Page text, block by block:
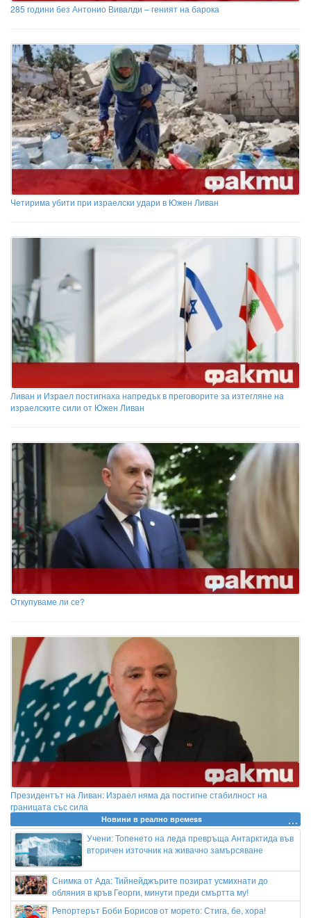
285 години без Антонио Вивалди – геният на барока
Четирима убити при израелски удари в Южен Ливан
Ливан и Израел постигнаха напредък в преговорите за изтегляне на
израелските сили от Южен Ливан
Откупуваме ли се?
Президентът на Ливан: Израел няма да постигне стабилност на
границата със сила
Новини в реално времеss
Учени: Топенето на леда превръща Антарктида във
вторичен източник на живачно замърсяване
Снимка от Ада: Тийнейджърите позират усмихнати до
обляния в кръв Георги, минути преди смъртта му!
Репортерът Боби Борисов от морето: Стига, бе, хора!